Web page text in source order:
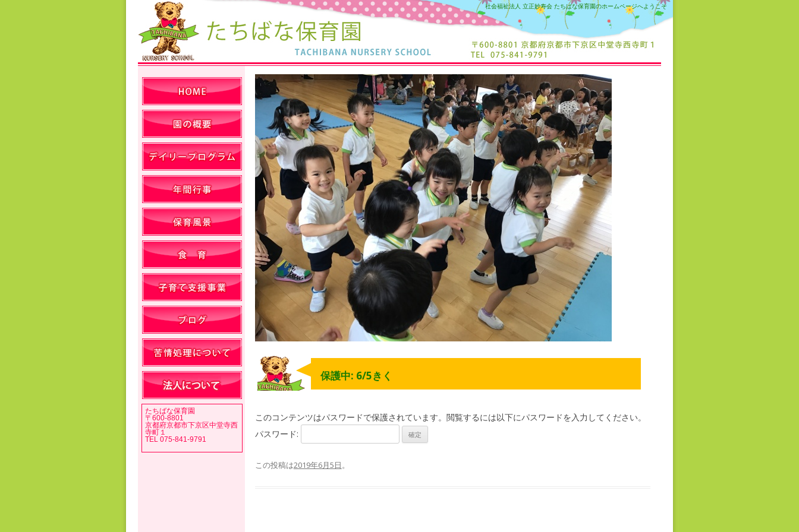
社会福祉法人 立正妙寿会 たちばな保育園のホームページへようこそ
保護中: 6/5きく
このコンテンツはパスワードで保護されています。閲覧するには以下にパスワードを入力してください。
パスワード:
この投稿は2019年6月5日。
たちばな保育園
〒600-8801
京都府京都市下京区中堂寺西
寺町１
TEL 075-841-9791